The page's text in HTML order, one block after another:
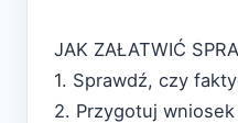
JAK ZAŁATWIĆ
1. Sprawdź, czy
2. Przygotuj wniosek